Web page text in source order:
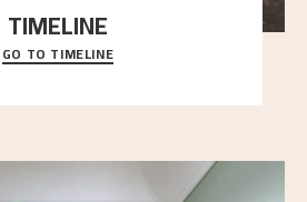
TIMELINE
important events, places and
in Astrup’s life.
GO TO TIMELINE